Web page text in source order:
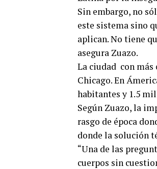
Sin embargo, no
este sistema sino
aplican. No tiene
asegura Zuazo.
La ciudad con más
Chicago. En
habitantes y 1.5
Según Zuazo, la
rasgo de época
donde la solución
“Una de las
cuerpos sin